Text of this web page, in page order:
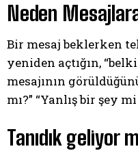
Neden
Bir mesaj beklerken
yeniden açtığın,
mesajının
mı?” “Yanlış bir şey
Tanıdık geliyor